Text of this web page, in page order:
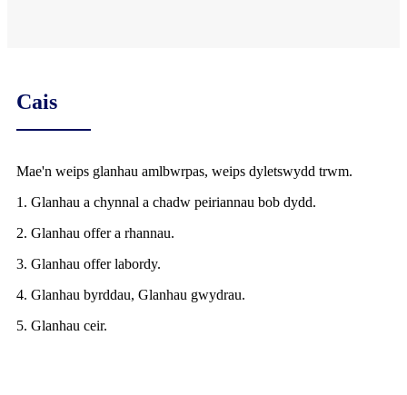
Cais
Mae'n weips glanhau amlbwrpas, weips dyletswydd trwm.
1. Glanhau a chynnal a chadw peiriannau bob dydd.
2. Glanhau offer a rhannau.
3. Glanhau offer labordy.
4. Glanhau byrddau, Glanhau gwydrau.
5. Glanhau ceir.